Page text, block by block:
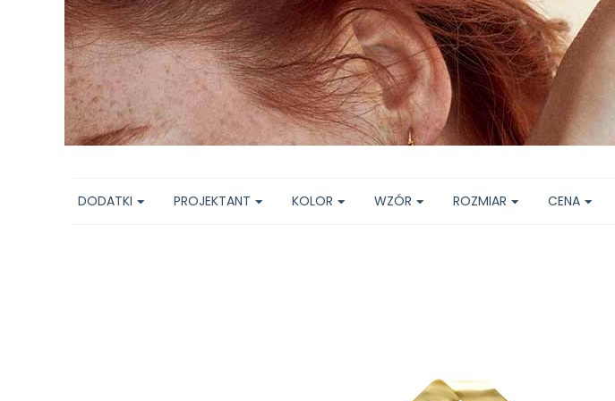
DODATKI PROJEKTANT KOLOR WZÓR ROZMIAR CENA